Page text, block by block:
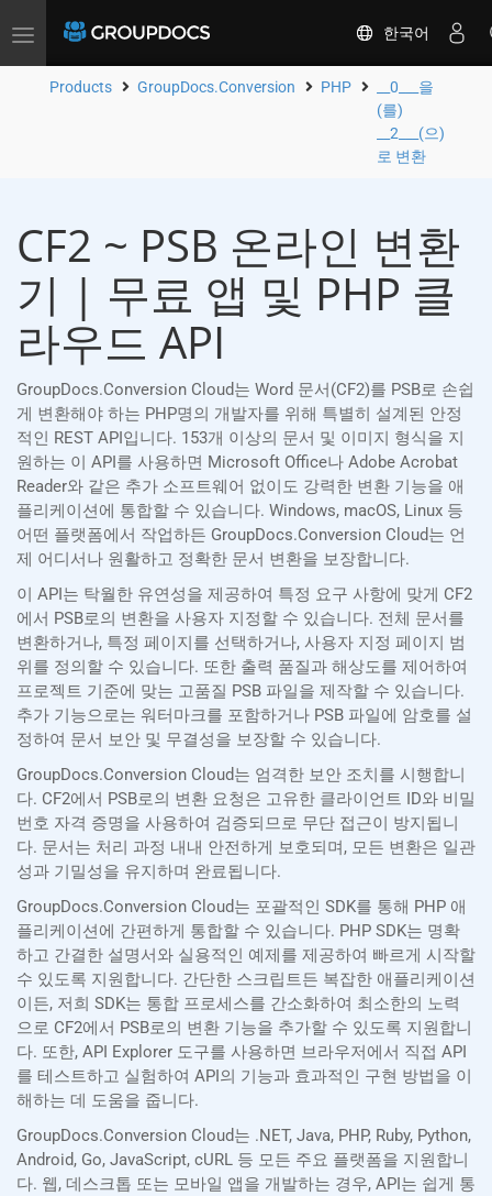
Toggle
한국어
Products GroupDocs.Conversion PHP
__0___을
(를)
__2___(으)
로 변환
CF2 ~ PSB 온라인 변환
기 | 무료 앱 및 PHP 클
라우드 API
GroupDocs.Conversion Cloud는 Word 문서(CF2)를 PSB로 손쉽
게 변환해야 하는 PHP명의 개발자를 위해 특별히 설계된 안정
적인 REST API입니다. 153개 이상의 문서 및 이미지 형식을 지
원하는 이 API를 사용하면 Microsoft Office나 Adobe Acrobat
Reader와 같은 추가 소프트웨어 없이도 강력한 변환 기능을 애
플리케이션에 통합할 수 있습니다. Windows, macOS, Linux 등
어떤 플랫폼에서 작업하든 GroupDocs.Conversion Cloud는 언
제 어디서나 원활하고 정확한 문서 변환을 보장합니다.
이 API는 탁월한 유연성을 제공하여 특정 요구 사항에 맞게 CF2
에서 PSB로의 변환을 사용자 지정할 수 있습니다. 전체 문서를
변환하거나, 특정 페이지를 선택하거나, 사용자 지정 페이지 범
위를 정의할 수 있습니다. 또한 출력 품질과 해상도를 제어하여
프로젝트 기준에 맞는 고품질 PSB 파일을 제작할 수 있습니다.
추가 기능으로는 워터마크를 포함하거나 PSB 파일에 암호를 설
정하여 문서 보안 및 무결성을 보장할 수 있습니다.
GroupDocs.Conversion Cloud는 엄격한 보안 조치를 시행합니
다. CF2에서 PSB로의 변환 요청은 고유한 클라이언트 ID와 비밀
번호 자격 증명을 사용하여 검증되므로 무단 접근이 방지됩니
다. 문서는 처리 과정 내내 안전하게 보호되며, 모든 변환은 일관
성과 기밀성을 유지하며 완료됩니다.
GroupDocs.Conversion Cloud는 포괄적인 SDK를 통해 PHP 애
플리케이션에 간편하게 통합할 수 있습니다. PHP SDK는 명확
하고 간결한 설명서와 실용적인 예제를 제공하여 빠르게 시작할
수 있도록 지원합니다. 간단한 스크립트든 복잡한 애플리케이션
이든, 저희 SDK는 통합 프로세스를 간소화하여 최소한의 노력
으로 CF2에서 PSB로의 변환 기능을 추가할 수 있도록 지원합니
다. 또한, API Explorer 도구를 사용하면 브라우저에서 직접 API
를 테스트하고 실험하여 API의 기능과 효과적인 구현 방법을 이
해하는 데 도움을 줍니다.
GroupDocs.Conversion Cloud는 .NET, Java, PHP, Ruby, Python,
Android, Go, JavaScript, cURL 등 모든 주요 플랫폼을 지원합니
다. 웹, 데스크톱 또는 모바일 앱을 개발하는 경우, API는 쉽게 통